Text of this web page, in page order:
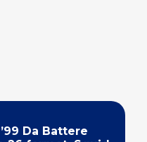
Da Battere